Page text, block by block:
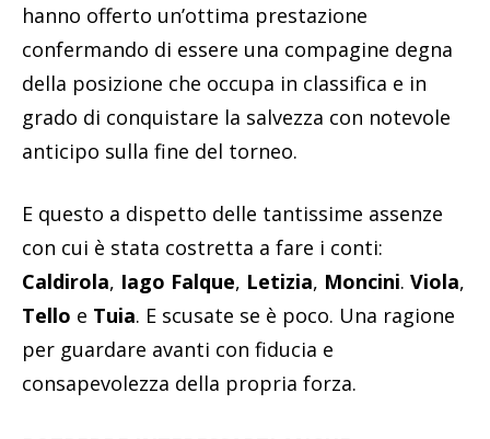
hanno offerto un’ottima prestazione
confermando di essere una compagine degna
della posizione che occupa in classifica e in
grado di conquistare la salvezza con notevole
anticipo sulla fine del torneo.
E questo a dispetto delle tantissime assenze
con cui è stata costretta a fare i conti:
Caldirola, Iago Falque, Letizia, Moncini. Viola,
Tello e Tuia. E scusate se è poco. Una ragione
per guardare avanti con fiducia e
consapevolezza della propria forza.